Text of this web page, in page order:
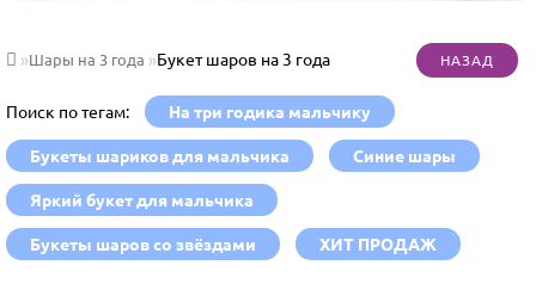
Шары на 3 года Букет шаров на 3 года
Поиск по тегам: На три годика мальчику
Букеты шариков для мальчика Синие шары
Яркий букет для мальчика
Букеты шаров со звёздами ХИТ ПРОДАЖ